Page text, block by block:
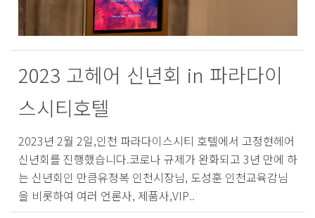
2023 고헤어 신년회 in 파라다이
스시티호텔
2023년 2월 2일,인천 파라다이스시티 호텔에서 고정현헤어
신년회를 진행했습니다.코로나 규제가 완화되고 3년 만에 하
는 신년회인 만큼유정복 인천시장님, 도성훈 인천교육감님
을 비롯하여 여러 언론사, 제품사,VIP..